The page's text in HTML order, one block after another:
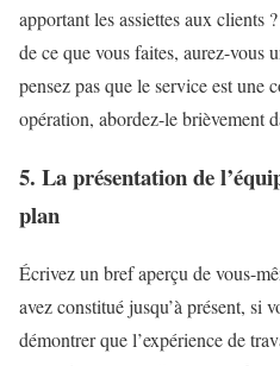
apportant les assiettes aux clients
de ce que vous faites, aurez-vous
pensez pas que le service est une
opération, abordez-le brièvement
5. La présentation de
plan
Écrivez un bref aperçu de vous-
avez constitué jusqu’à présent, si
démontrer que l’expérience de